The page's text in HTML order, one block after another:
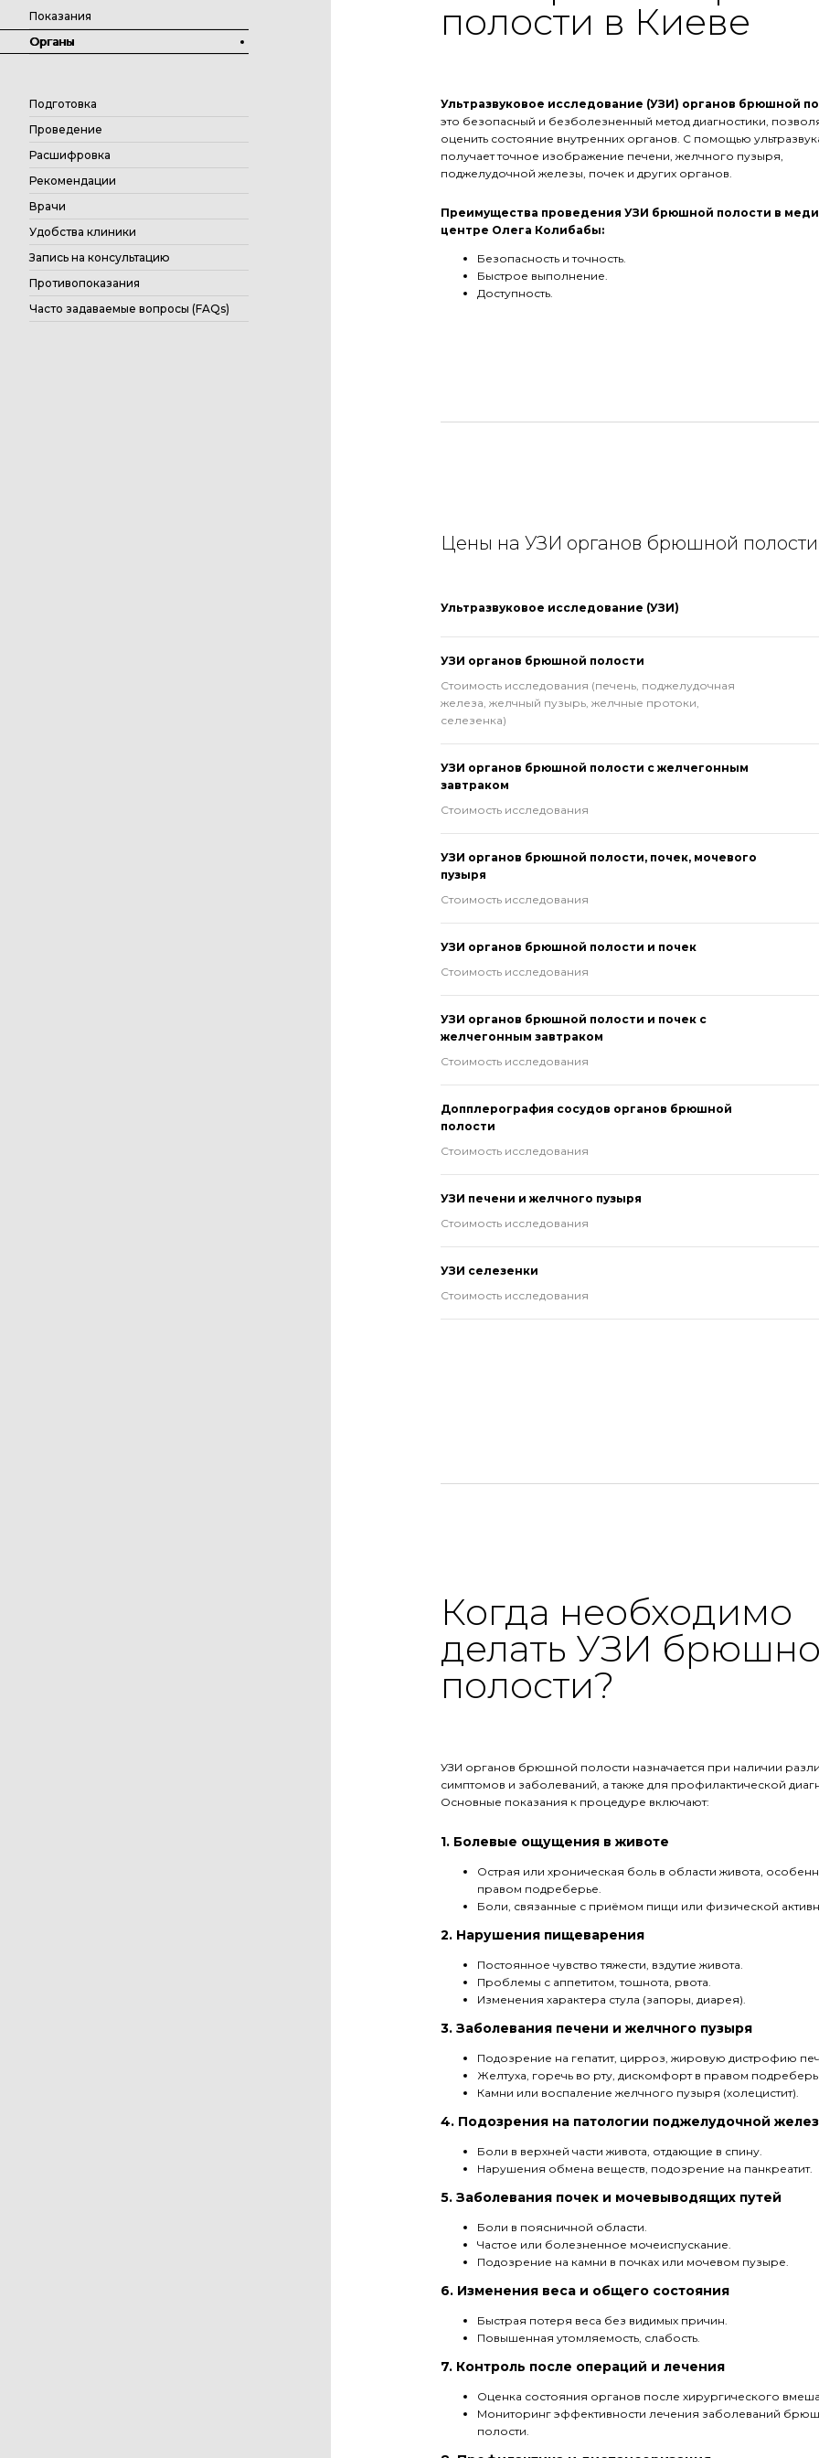
Показания
Органы
Подготовка
Проведение
Расшифровка
Рекомендации
Врачи
Удобства клиники
Запись на консультацию
Противопоказания
Часто задаваемые вопросы (FAQs)
полости в Киеве
Ультразвуковое исследование (УЗИ) органов брюшной
это безопасный и безболезненный метод диагностики,
оценить состояние внутренних органов. С помощью
получает точное изображение печени, желчного пузыря,
поджелудочной железы, почек и других органов.
Преимущества проведения УЗИ брюшной полости в
центре Олега Колибабы:
Безопасность и точность.
Быстрое выполнение.
Доступность.
Цены на УЗИ органов брюшной полости
Ультразвуковое исследование (УЗИ)
УЗИ органов брюшной полости
Стоимость исследования (печень, поджелудочная
железа, желчный пузырь, желчные протоки,
селезенка)
УЗИ органов брюшной полости с желчегонным
завтраком
Стоимость исследования
УЗИ органов брюшной полости, почек, мочевого
пузыря
Стоимость исследования
УЗИ органов брюшной полости и почек
Стоимость исследования
УЗИ органов брюшной полости и почек с
желчегонным завтраком
Стоимость исследования
Допплерография сосудов органов брюшной
полости
Стоимость исследования
УЗИ печени и желчного пузыря
Стоимость исследования
УЗИ селезенки
Стоимость исследования
Когда необходимо
делать УЗИ
полости?
УЗИ органов брюшной полости назначается при наличии
симптомов и заболеваний, а также для профилактической
Основные показания к процедуре включают:
1. Болевые ощущения в животе
Острая или хроническая боль в области живота,
правом подреберье.
Боли, связанные с приёмом пищи или физической
2. Нарушения пищеварения
Постоянное чувство тяжести, вздутие живота.
Проблемы с аппетитом, тошнота, рвота.
Изменения характера стула (запоры, диарея).
3. Заболевания печени и желчного пузыря
Подозрение на гепатит, цирроз, жировую дистрофию
Желтуха, горечь во рту, дискомфорт в правом
Камни или воспаление желчного пузыря (холецистит).
4. Подозрения на патологии поджелудочной
Боли в верхней части живота, отдающие в спину.
Нарушения обмена веществ, подозрение на панкреатит.
5. Заболевания почек и мочевыводящих путей
Боли в поясничной области.
Частое или болезненное мочеиспускание.
Подозрение на камни в почках или мочевом пузыре.
6. Изменения веса и общего состояния
Быстрая потеря веса без видимых причин.
Повышенная утомляемость, слабость.
7. Контроль после операций и лечения
Оценка состояния органов после хирургического
Мониторинг эффективности лечения заболеваний
полости.